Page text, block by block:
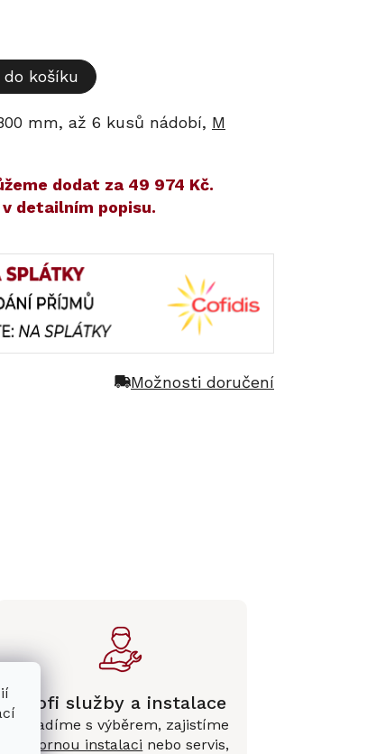
do košíku
mm, až 6 kusů nádobí, M
dodat za 49 974 Kč.
detailním popisu.
Možnosti doručení
Profi služby a instalace
Poradíme s výběrem, zajistíme
odbornou instalaci nebo servis,